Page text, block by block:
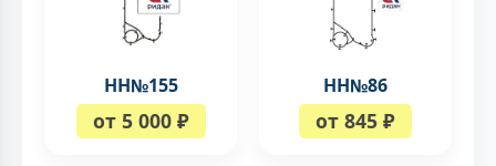
НН№155
от 5 000 ₽
НН№86
от 845 ₽